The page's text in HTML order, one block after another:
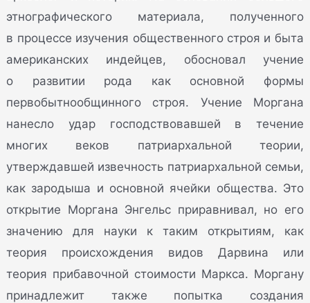
этнографического материала, полученного
в процессе изучения общественного строя и быта
американских индейцев, обосновал учение
о развитии рода как основной формы
первобытнообщинного строя. Учение Моргана
нанесло удар господствовавшей в течение
многих веков патриархальной теории,
утверждавшей извечность патриархальной семьи,
как зародыша и основной ячейки общества. Это
открытие Моргана Энгельс приравнивал, но его
значению для науки к таким открытиям, как
теория происхождения видов Дарвина или
теория прибавочной стоимости Маркса. Моргану
принадлежит также попытка создания